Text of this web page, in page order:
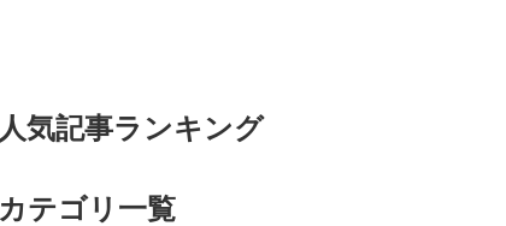
人気記事ランキング
カテゴリ一覧